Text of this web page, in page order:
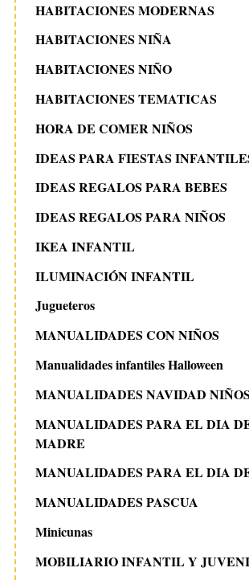
HABITACIONES MODERNAS
HABITACIONES NIÑA
HABITACIONES NIÑO
HABITACIONES TEMATICAS
HORA DE COMER NIÑOS
IDEAS PARA FIESTAS
IDEAS REGALOS PARA BEBES
IDEAS REGALOS PARA NIÑOS
IKEA INFANTIL
ILUMINACIÓN INFANTIL
Jugueteros
MANUALIDADES CON NIÑOS
Manualidades infantiles Halloween
MANUALIDADES NAVIDAD NIÑOS
MANUALIDADES PARA EL DIA
MADRE
MANUALIDADES PARA EL DIA
MANUALIDADES PASCUA
Minicunas
MOBILIARIO INFANTIL Y